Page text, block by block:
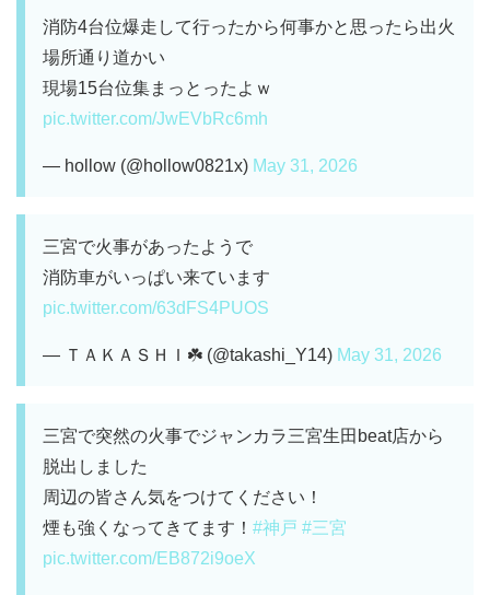
消防4台位爆走して行ったから何事かと思ったら出火
場所通り道かい
現場15台位集まっとったよｗ
pic.twitter.com/JwEVbRc6mh
— hollow (@hollow0821x) May 31, 2026
三宮で火事があったようで
消防車がいっぱい来ています
pic.twitter.com/63dFS4PUOS
— ＴＡＫＡＳＨＩ☘️ (@takashi_Y14) May 31, 2026
三宮で突然の火事でジャンカラ三宮生田beat店から
脱出しました
周辺の皆さん気をつけてください！
煙も強くなってきてます！ #神戸 #三宮
pic.twitter.com/EB872i9oeX